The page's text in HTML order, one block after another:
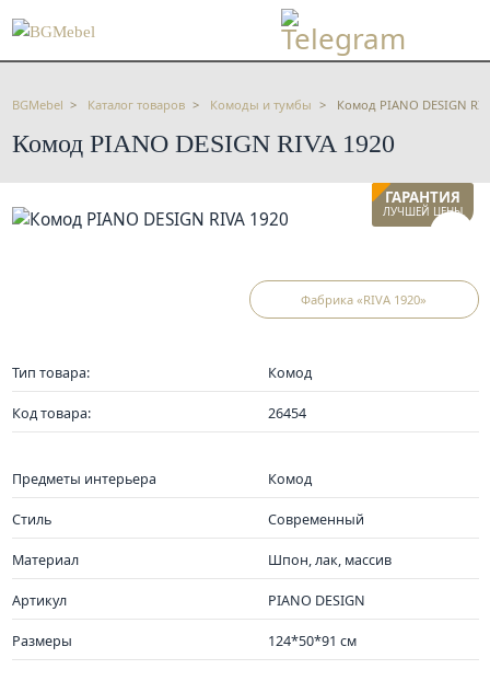
BGMebel Каталог товаров Комоды и тумбы Комод PIANO DESIGN
Комод PIANO DESIGN RIVA 1920
ГАРАНТИЯ
ЛУЧШЕЙ ЦЕНЫ
Фабрика «RIVA 1920»
Тип товара: Комод
Код товара: 26454
Предметы интерьера Комод
Стиль Современный
Материал Шпон, лак, массив
Артикул PIANO DESIGN
Размеры 124*50*91 см